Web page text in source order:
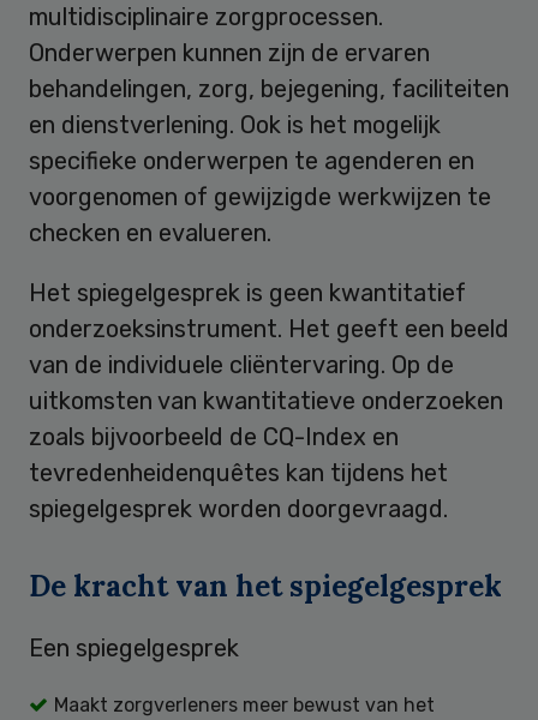
multidisciplinaire zorgprocessen.
Onderwerpen kunnen zijn de ervaren
behandelingen, zorg, bejegening, faciliteiten
en dienstverlening. Ook is het mogelijk
specifieke onderwerpen te agenderen en
voorgenomen of gewijzigde werkwijzen te
checken en evalueren.
Het spiegelgesprek is geen kwantitatief
onderzoeksinstrument. Het geeft een beeld
van de individuele cliëntervaring. Op de
uitkomsten van kwantitatieve onderzoeken
zoals bijvoorbeeld de CQ-Index en
tevredenheidenquêtes kan tijdens het
spiegelgesprek worden doorgevraagd.
De kracht van het spiegelgesprek
Een spiegelgesprek
Maakt zorgverleners meer bewust van het